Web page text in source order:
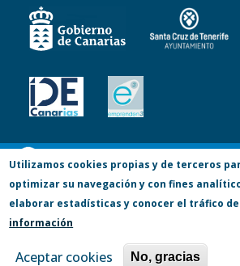
© Copyright 2017. Todos los
reservados.
Accesibilidad
Política de Cookies
Canal Denuncia (lucha
Utilizamos cookies propias y de terceros
optimizar su navegación y con fines
elaborar estadísticas y conocer el tráfico de
información
Aceptar cookies No, gracias